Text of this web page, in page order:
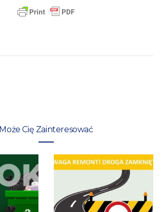
Może Cię Zainteresować